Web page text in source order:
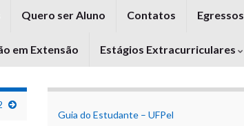
Quero ser Aluno Contatos Egressos
em Extensão Estágios Extracurriculares
Guia do Estudante – UFPel